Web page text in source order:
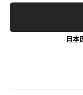
日本